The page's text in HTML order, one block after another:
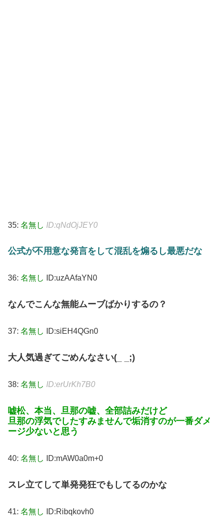
35: 名無し ID:qNdOjJEY0
公式が不用意な発言をして混乱を煽るし最悪だな
36: 名無し ID:uzAAfaYN0
なんでこんな無能ムーブばかりするの？
37: 名無し ID:siEH4QGn0
大人気過ぎてごめんなさい(_ _;)
38: 名無し ID:erUrKh7B0
嘘松、本当、旦那の嘘、全部詰みだけど
旦那の浮気でしたすみませんで垢消すのが一番ダメ
ージ少ないと思う
40: 名無し ID:mAW0a0m+0
スレ立てして単発発狂でもしてるのかな
41: 名無し ID:Ribqkovh0